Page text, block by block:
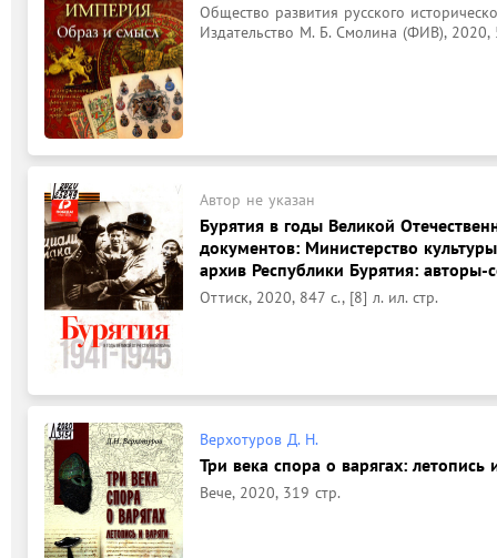
Общество развития русского
Издательство М. Б. Смолина (ФИВ), 2020,
Автор не указан
Бурятия в годы Великой
документов: Министерство
архив Республики Бурятия:
Оттиск, 2020, 847 с., [8] л. ил. стр.
Верхотуров Д. Н.
Три века спора о варягах:
Вече, 2020, 319 стр.